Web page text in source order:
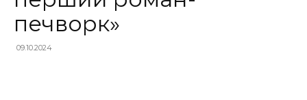
печворк»
09.10.2024